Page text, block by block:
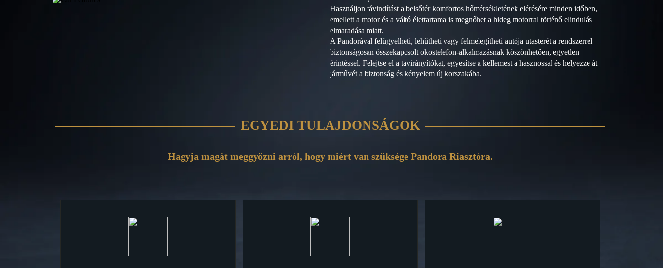
Használjon távindítást a belsőtér komfortos hőmérsékletének elérésére minden időben,
emellett a motor és a váltó élettartama is megnőhet a hideg motorral történő elindulás
elmaradása miatt.
A Pandorával felügyelheti, lehűtheti vagy felmelegítheti autója utasterét a rendszerrel
biztonságosan összekapcsolt okostelefon-alkalmazásnak köszönhetően, egyetlen
érintéssel. Felejtse el a távirányítókat, egyesítse a kellemest a hasznossal és helyezze át
járművét a biztonság és kényelem új korszakába.
EGYEDI TULAJDONSÁGOK
Hagyja magát meggyőzni arról, hogy miért van szüksége Pandora Riasztóra.